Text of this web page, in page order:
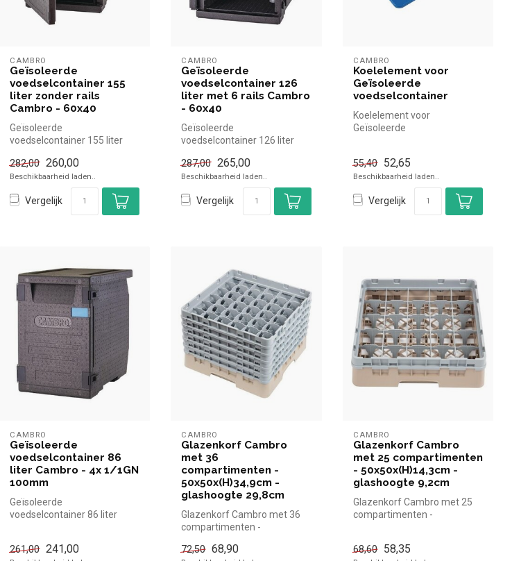
CAMBRO
Geïsoleerde
voedselcontainer 155
liter zonder rails
Cambro - 60x40
Geïsoleerde
voedselcontainer 155 liter
Cambro simpel...
282,00 260,00
Beschikbaarheid laden..
Vergelijk
CAMBRO
Geïsoleerde
voedselcontainer 126
liter met 6 rails Cambro
- 60x40
Geïsoleerde
voedselcontainer 126 liter
Cambro simpel ...
287,00 265,00
Beschikbaarheid laden..
Vergelijk
CAMBRO
Koelelement voor
Geïsoleerde
voedselcontainer
Koelelement voor
Geïsoleerde
55,40 52,65
Beschikbaarheid laden..
Vergelijk
CAMBRO
Geïsoleerde
voedselcontainer 86
liter Cambro - 4x 1/1GN
100mm
Geïsoleerde
voedselcontainer 86 liter
261,00 241,00
CAMBRO
Glazenkorf Cambro
met 36
compartimenten -
50x50x(H)34,9cm -
glashoogte 29,8cm
Glazenkorf Cambro met 36
compartimenten -
glashoogte 29,8cm Ca...
72,50 68,90
CAMBRO
Glazenkorf Cambro
met 25 compartimenten
- 50x50x(H)14,3cm -
glashoogte 9,2cm
Glazenkorf Cambro met 25
compartimenten -
68,60 58,35